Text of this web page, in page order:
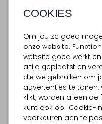
COOKIES
Om jou zo goed
onze website.
website goed werkt
altijd geplaatst en
die we gebruiken om
advertenties te tonen,
klikt, worden alleen
kunt ook op "Cookie-
voorkeuren aan te
-40%
STUDIO AR
Korte broek